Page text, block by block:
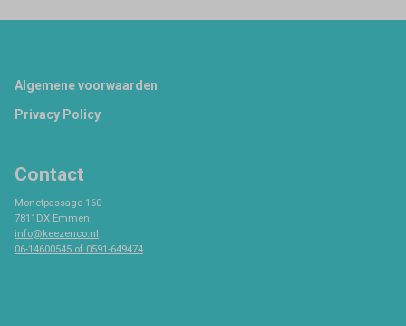
Footer
Algemene voorwaarden
Privacy Policy
Contact
Monetpassage 160
7811DX Emmen
info@keezenco.nl
06-14600545 of 0591-649474